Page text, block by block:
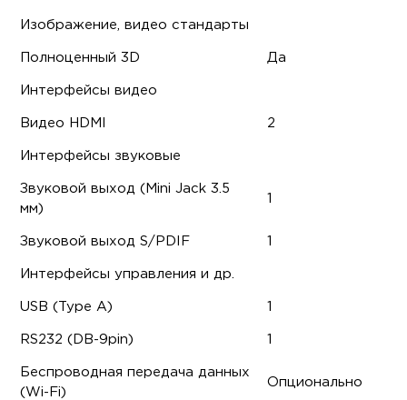
Изображение, видео стандарты
Полноценный 3D Да
Интерфейсы видео
Видео HDMI 2
Интерфейсы звуковые
Звуковой выход (Mini Jack 3.5
мм)
Звуковой выход S/PDIF
Интерфейсы управления и др.
USB (Type A)
RS232 (DB-9pin)
Беспроводная передача данных
(Wi-Fi)
Опционально